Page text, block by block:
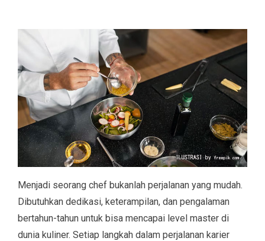
Menjadi seorang chef bukanlah perjalanan yang mudah.
Dibutuhkan dedikasi, keterampilan, dan pengalaman
bertahun-tahun untuk bisa mencapai level master di
dunia kuliner. Setiap langkah dalam perjalanan karier